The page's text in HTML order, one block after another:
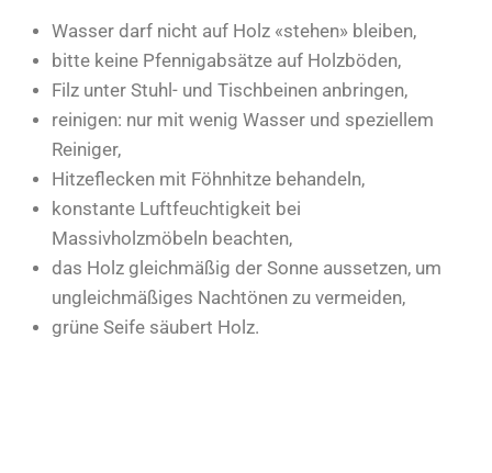
Wasser darf nicht auf Holz «stehen» bleiben,
bitte keine Pfennigabsätze auf Holzböden,
Filz unter Stuhl- und Tischbeinen anbringen,
reinigen: nur mit wenig Wasser und speziellem
Reiniger,
Hitzeflecken mit Föhnhitze behandeln,
konstante Luftfeuchtigkeit bei
Massivholzmöbeln beachten,
das Holz gleichmäßig der Sonne aussetzen, um
ungleichmäßiges Nachtönen zu vermeiden,
grüne Seife säubert Holz.